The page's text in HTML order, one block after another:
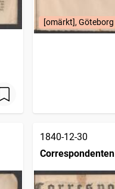
[omärkt], Göteborg
1840-12-30
Correspondenten